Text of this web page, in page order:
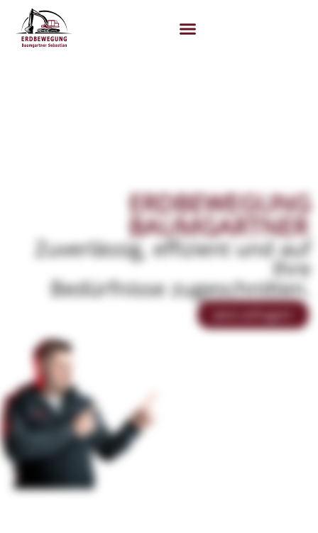
ERDBEWEGUNG
BAUMGARTNER
Zuverlässig, effizient und auf
Ihre
Bedürfnisse zugeschnitten.
Jetzt anfragen!